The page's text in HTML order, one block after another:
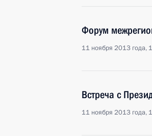
Форум
11 ноября 2013 года,
Встреча с
11 ноября 2013 года,